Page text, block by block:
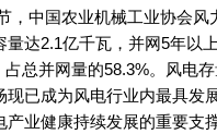
，中国农业机械工业协会
量达2.1亿千瓦，并网5年以
占总并网量的58.3%。风电
现已成为风电行业内最具发
业健康持续发展的重要支撑